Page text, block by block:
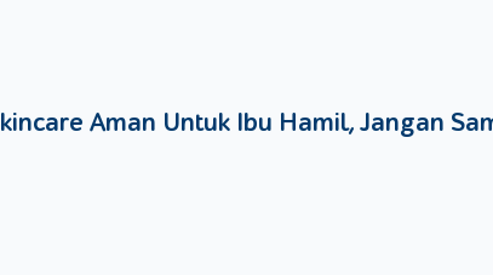
Aman Untuk Ibu Hamil, Jangan